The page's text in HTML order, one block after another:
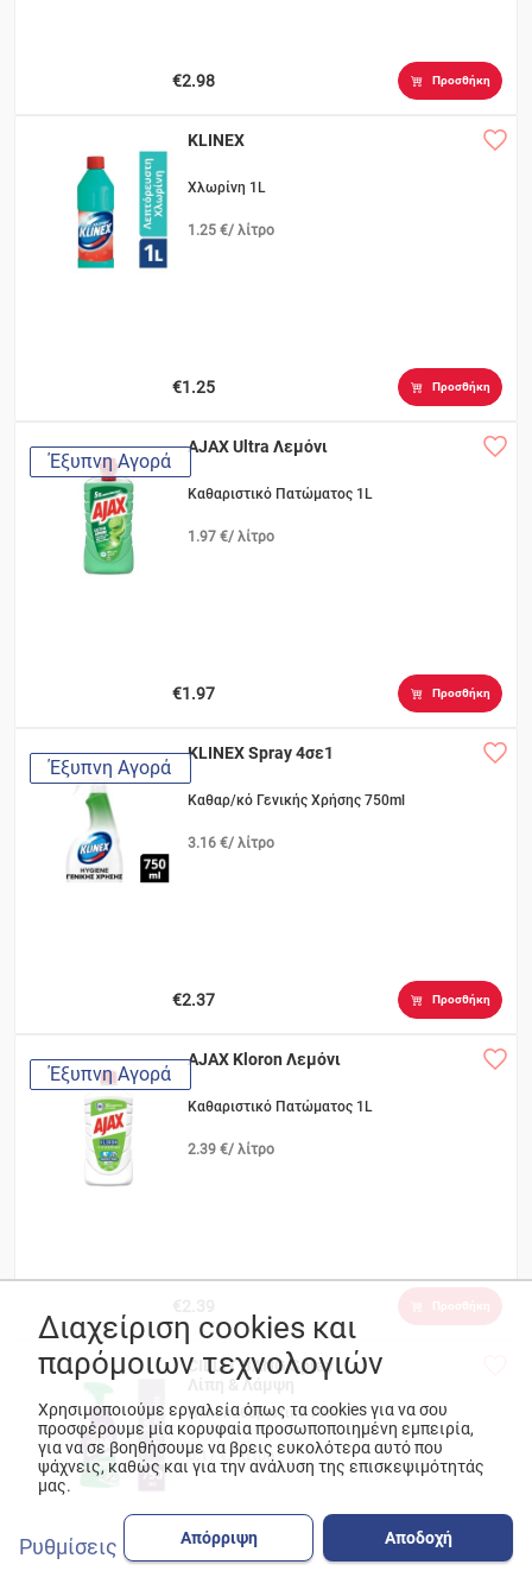
€2.98 Προσθήκη
KLINEX
Χλωρίνη 1L
1.25 €/ λίτρο
€1.25 Προσθήκη
Έξυπνη Αγορά
AJAX Ultra Λεμόνι
Καθαριστικό Πατώματος 1L
1.97 €/ λίτρο
€1.97 Προσθήκη
Έξυπνη Αγορά
KLINEX Spray 4σε1
Καθαρ/κό Γενικής Χρήσης 750ml
3.16 €/ λίτρο
€2.37 Προσθήκη
Έξυπνη Αγορά
AJAX Kloron Λεμόνι
Καθαριστικό Πατώματος 1L
2.39 €/ λίτρο
CILLIT BANG Spray
Λίπη & Λάμψη
Πολυκαθαριστικό 750ml
6.17 €/ λίτρο
Διαχείριση cookies και
παρόμοιων τεχνολογιών
Χρησιμοποιούμε εργαλεία όπως τα cookies για να σου
προσφέρουμε μία κορυφαία προσωποποιημένη εμπειρία,
για να σε βοηθήσουμε να βρεις ευκολότερα αυτό που
ψάχνεις, καθώς και για την ανάλυση της επισκεψιμότητάς
μας.
Ρυθμίσεις Απόρριψη Αποδοχή